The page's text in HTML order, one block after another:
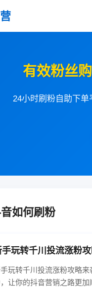
有效粉丝
24小时刷粉自助下单
如何刷粉
手玩转千川投流涨粉
玩转千川投流涨粉攻略
让你的抖音营销之路更加